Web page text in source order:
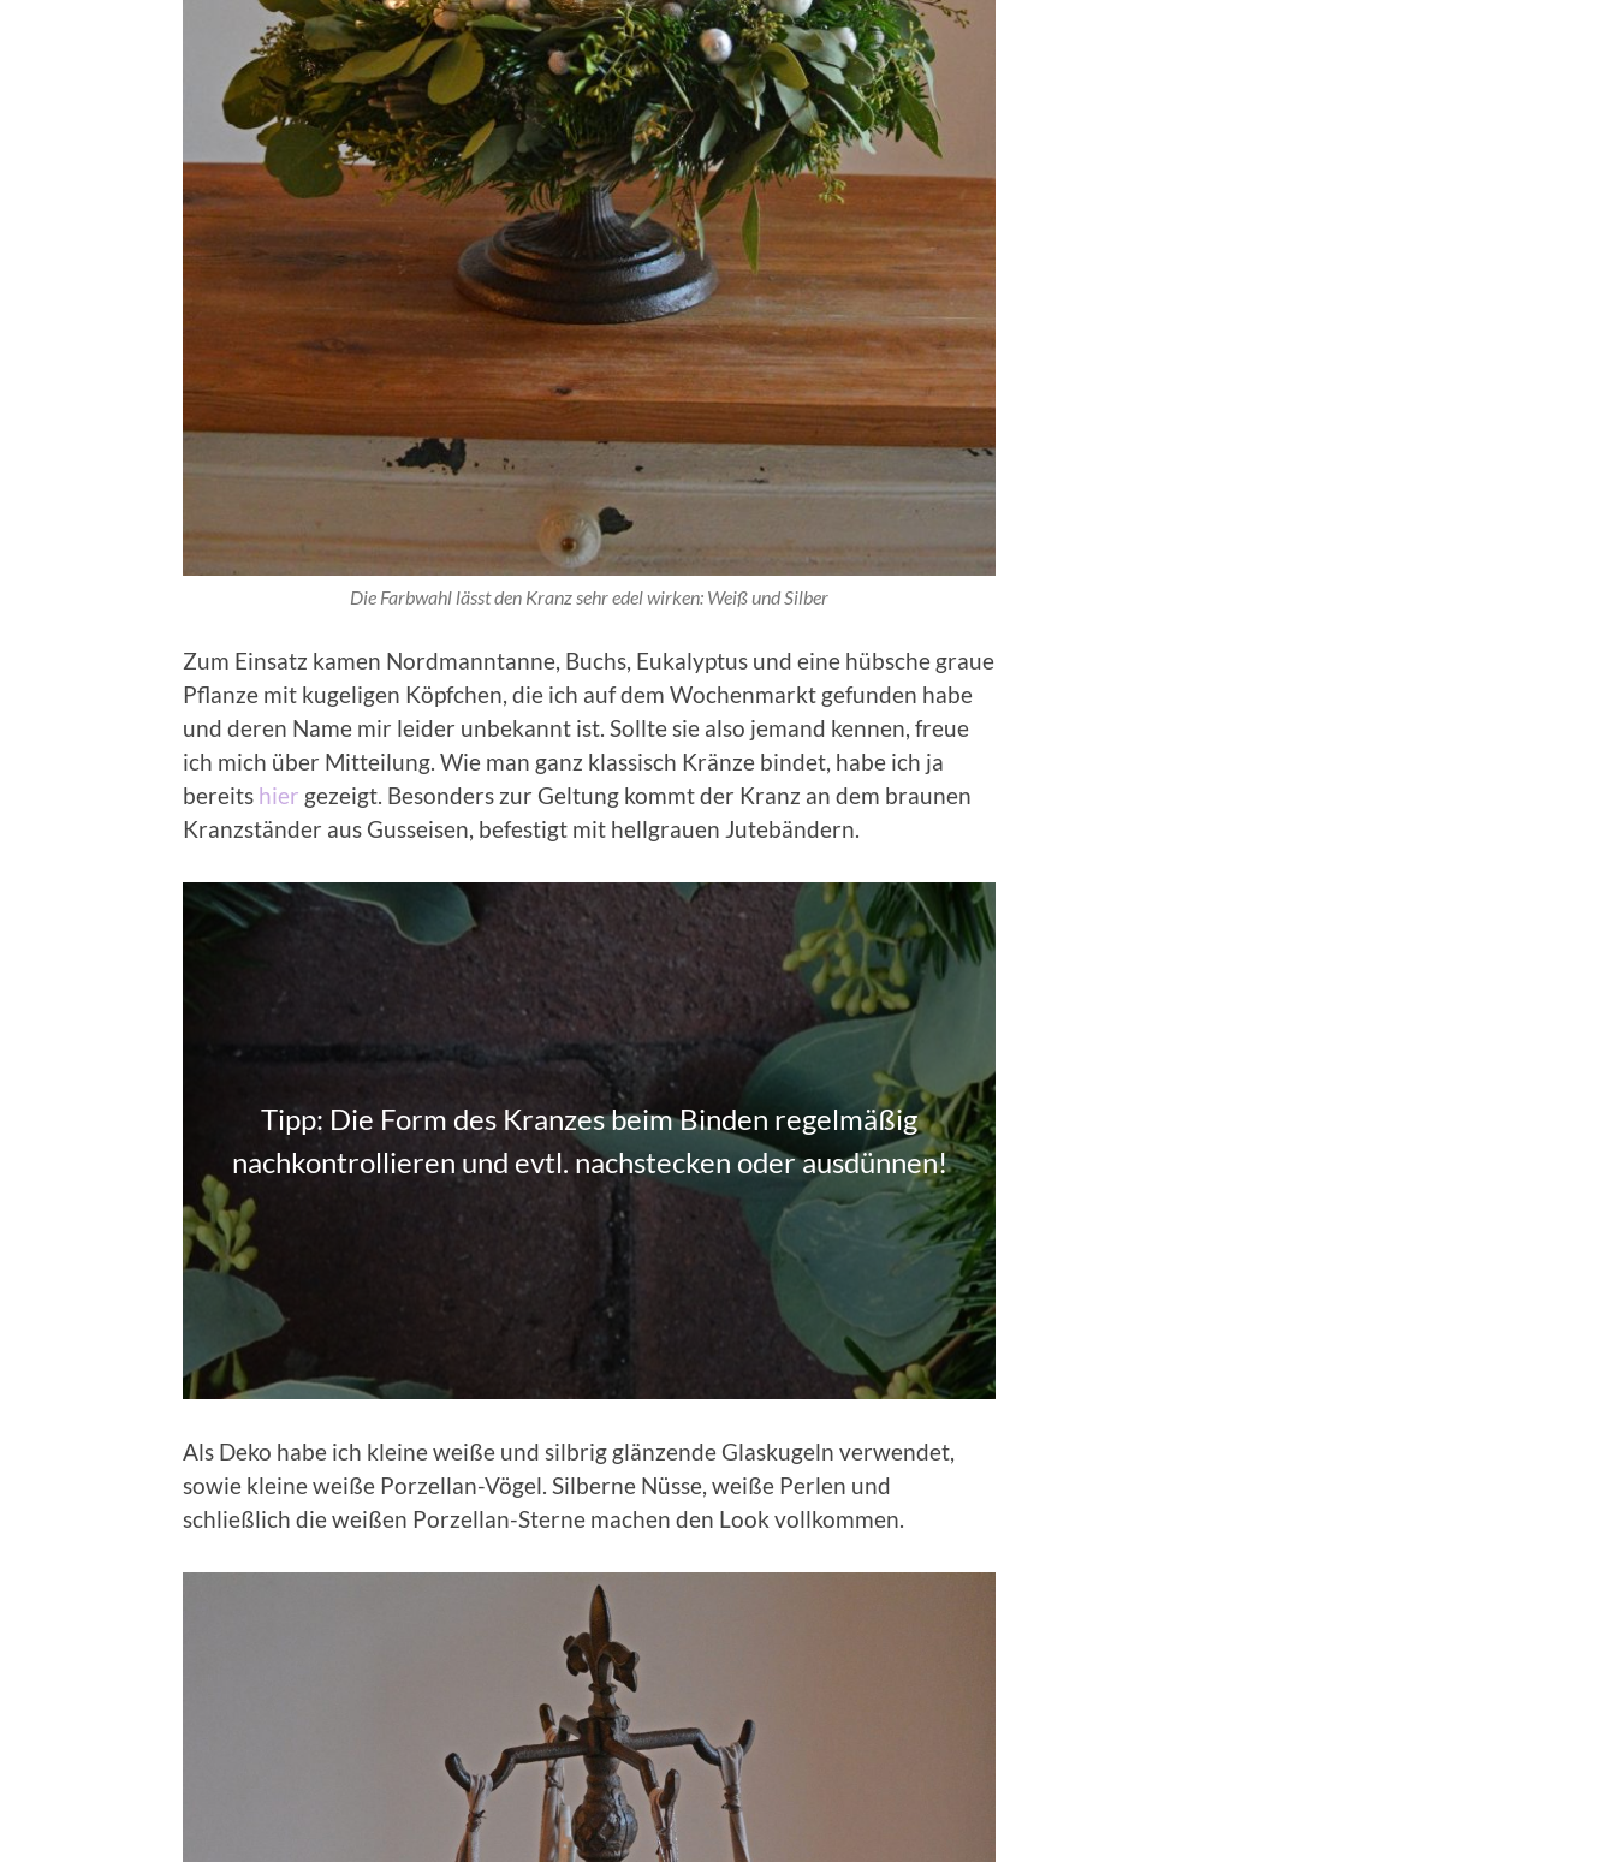
Die Farbwahl lässt den Kranz sehr edel wirken: Weiß und Silber
Zum Einsatz kamen Nordmanntanne, Buchs, Eukalyptus und eine hübsche graue
Pflanze mit kugeligen Köpfchen, die ich auf dem Wochenmarkt gefunden habe
und deren Name mir leider unbekannt ist. Sollte sie also jemand kennen, freue
ich mich über Mitteilung. Wie man ganz klassisch Kränze bindet, habe ich ja
bereits hier gezeigt. Besonders zur Geltung kommt der Kranz an dem braunen
Kranzständer aus Gusseisen, befestigt mit hellgrauen Jutebändern.
Tipp: Die Form des Kranzes beim Binden regelmäßig
nachkontrollieren und evtl. nachstecken oder ausdünnen!
Als Deko habe ich kleine weiße und silbrig glänzende Glaskugeln verwendet,
sowie kleine weiße Porzellan-Vögel. Silberne Nüsse, weiße Perlen und
schließlich die weißen Porzellan-Sterne machen den Look vollkommen.